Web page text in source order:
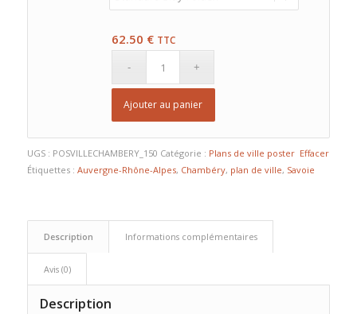
173.00 €
Effacer
62.50 € TTC
Ajouter au panier
UGS : POSVILLECHAMBERY_150 Catégorie : Plans de ville poster
Étiquettes : Auvergne-Rhône-Alpes, Chambéry, plan de ville, Savoie
Description Informations complémentaires
Avis (0)
Description